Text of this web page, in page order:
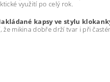
využití po celý rok.
kapsy ve stylu
že mikina dobře drží tvar i při